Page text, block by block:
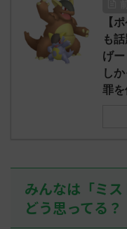
リージョ
ただダグト
れたウミト
ん0702
めた！ (ﾜｯﾁ
ッグヘル
無しさん
決めた！
2023/06/
【
も
げ
し
罪
みんなは「ミ
どう思ってる？